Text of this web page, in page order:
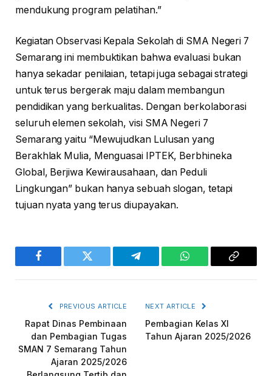
mendukung program pelatihan.”
Kegiatan Observasi Kepala Sekolah di SMA Negeri 7
Semarang ini membuktikan bahwa evaluasi bukan
hanya sekadar penilaian, tetapi juga sebagai strategi
untuk terus bergerak maju dalam membangun
pendidikan yang berkualitas. Dengan berkolaborasi
seluruh elemen sekolah, visi SMA Negeri 7
Semarang yaitu “Mewujudkan Lulusan yang
Berakhlak Mulia, Menguasai IPTEK, Berbhineka
Global, Berjiwa Kewirausahaan, dan Peduli
Lingkungan” bukan hanya sebuah slogan, tetapi
tujuan nyata yang terus diupayakan.
Facebook Twitter Telegram WhatsAppCopy
PREVIOUS ARTICLE
Rapat Dinas Pembinaan
dan Pembagian Tugas
SMAN 7 Semarang Tahun
Ajaran 2025/2026
NEXT ARTICLE
Pembagian Kelas XI
Tahun Ajaran 2025/2026